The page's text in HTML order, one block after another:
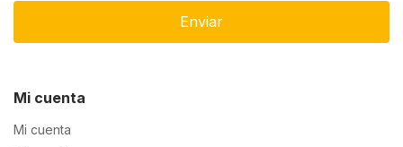
Enviar
Mi cuenta
Mi cuenta